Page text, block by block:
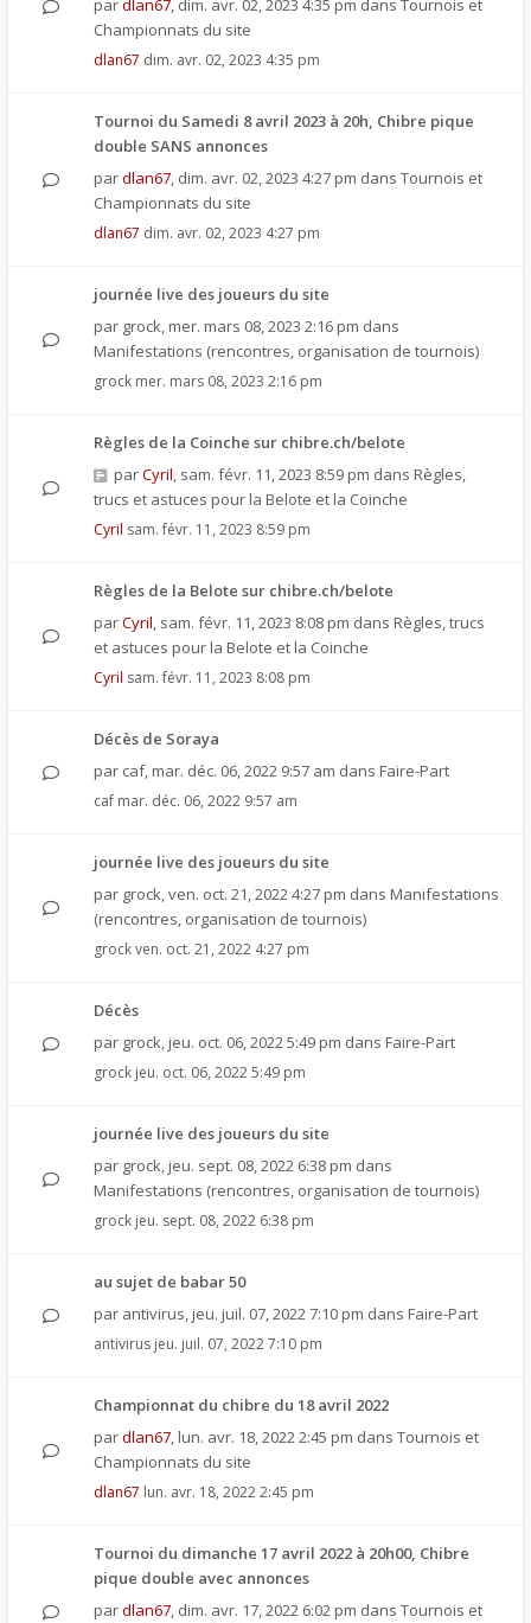
pardlan67, dim. avr. 02, 2023 4:35 pm dans Tournois et
Championnats du site
dlan67 dim. avr. 02, 2023 4:35 pm
Tournoi du Samedi 8 avril 2023 à 20h, Chibre pique
double SANS annonces
pardlan67, dim. avr. 02, 2023 4:27 pm dans Tournois et
Championnats du site
dlan67 dim. avr. 02, 2023 4:27 pm
journée live des joueurs du site
par grock, mer. mars 08, 2023 2:16 pm dans
Manifestations (rencontres, organisation de tournois)
grock mer. mars 08, 2023 2:16 pm
Règles de la Coinche sur chibre.ch/belote
parCyril, sam. févr. 11, 2023 8:59 pm dans Règles,
trucs et astuces pour la Belote et la Coinche
Cyril sam. févr. 11, 2023 8:59 pm
Règles de la Belote sur chibre.ch/belote
parCyril, sam. févr. 11, 2023 8:08 pm dans Règles, trucs
et astuces pour la Belote et la Coinche
Cyril sam. févr. 11, 2023 8:08 pm
Décès de Soraya
par caf, mar. déc. 06, 2022 9:57 am dans Faire-Part
caf mar. déc. 06, 2022 9:57 am
journée live des joueurs du site
par grock,ven. oct. 21, 2022 4:27 pm dans Manifestations
(rencontres, organisation de tournois)
grockven. oct. 21, 2022 4:27 pm
Décès
par grock, jeu. oct. 06, 2022 5:49 pm dans Faire-Part
grock jeu. oct. 06, 2022 5:49 pm
journée live des joueurs du site
par grock, jeu. sept. 08, 2022 6:38 pm dans
Manifestations (rencontres, organisation de tournois)
grock jeu. sept. 08, 2022 6:38 pm
au sujet de babar 50
par antivirus, jeu. juil. 07, 2022 7:10 pm dans Faire-Part
antivirus jeu. juil. 07, 2022 7:10 pm
Championnat du chibre du 18 avril 2022
pardlan67, lun. avr. 18, 2022 2:45 pm dans Tournois et
Championnats du site
dlan67 lun. avr. 18, 2022 2:45 pm
Tournoi du dimanche 17 avril 2022 à 20h00, Chibre
pique double avec annonces
pardlan67, dim. avr. 17, 2022 6:02 pm dans Tournois et